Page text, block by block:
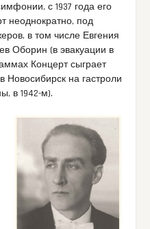
с 1937 года его
неоднократно, под
в том числе Евгения
Оборин (в эвакуации в
Концерт сыграет
на гастроли
в 1942-м).